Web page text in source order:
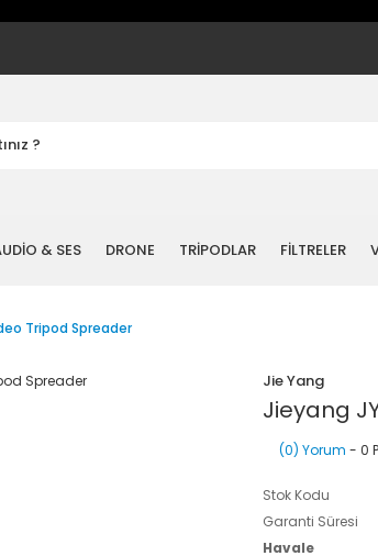
& SES DRONE TRİPODLAR FİLTRELER
Tripod Spreader
Jie Yang
Jieyang
(0) Yorum - 0
Stok Kodu
Garanti Süresi
Havale